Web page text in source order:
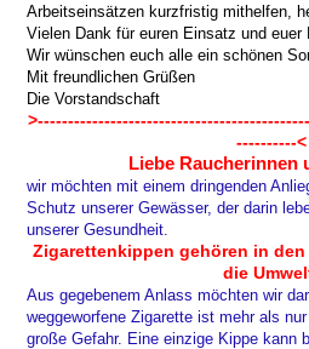
Arbeitseinsätzen kurzfristig mithelfen,
Vielen Dank für euren Einsatz und euer
Wir wünschen euch alle ein schönen
Mit freundlichen Grüßen
Die Vorstandschaft
----------<
Liebe Raucherinnen
wir möchten mit einem dringenden
Schutz unserer Gewässer, der darin
unserer Gesundheit.
Zigarettenkippen gehören in
die
Aus gegebenem Anlass möchten wir
weggeworfene Zigarette ist mehr als
große Gefahr. Eine einzige Kippe kann